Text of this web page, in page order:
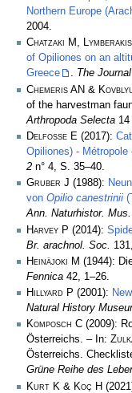
Northern Europe
2004.
Chatzaki M,
of Opiliones on an
Greece
. The
Chemeris AN &
of the harvestman
Arthropoda Selecta 14
Delfosse E (2017):
Opiliones) - Métropole
2 n° 4, S. 35–40.
Gruber J (1988):
von Opilio canestrinii (
Ann. Naturhistor.
Harvey P (2014):
Br. arachnol. Soc.
Heinäjoki M (1944):
Fennica 42, 1–26.
Hillyard P (2001):
Natural History
Komposch C (2009):
Österreichs. – In:
Österreichs.
Grüne Reihe des
Kurt K & Koç H